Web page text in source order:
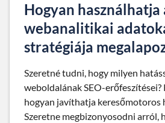
Hogyan használhatja
webanalitikai
stratégiája
Szeretné tudni, hogy milyen
weboldalának SEO-erőfeszítései?
hogyan javíthatja keresőmotoros
Szeretne megbizonyosodni arról,